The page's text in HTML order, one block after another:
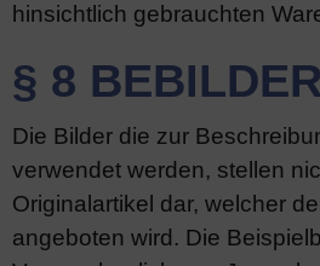
hinsichtlich gebrauchten
§ 8
Die Bilder die zur
verwendet werden, stellen
Originalartikel dar, welcher
angeboten wird. Die